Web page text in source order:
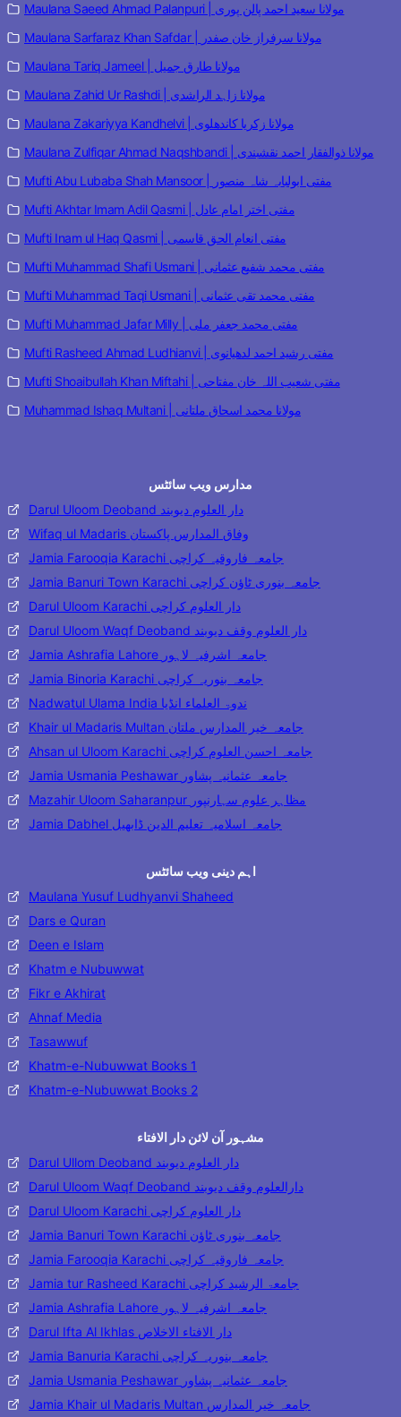
Maulana Saeed Ahmad Palanpuri | مولانا سعید احمد پالن پوری
Maulana Sarfaraz Khan Safdar | مولانا سرفراز خان صفدر
Maulana Tariq Jameel | مولانا طارق جمیل
Maulana Zahid Ur Rashdi | مولانا زاہد الراشدی
Maulana Zakariyya Kandhelvi | مولانا زکریا کاندھلوی
Maulana Zulfiqar Ahmad Naqshbandi | مولانا ذوالفقار احمد نقشبندی
Mufti Abu Lubaba Shah Mansoor | مفتی ابولبابہ شاہ منصور
Mufti Akhtar Imam Adil Qasmi | مفتی اختر امام عادل
Mufti Inam ul Haq Qasmi | مفتی انعام الحق قاسمی
Mufti Muhammad Shafi Usmani | مفتی محمد شفیع عثمانی
Mufti Muhammad Taqi Usmani | مفتی محمد تقی عثمانی
Mufti Muhammad Jafar Milly | مفتی محمد جعفر ملی
Mufti Rasheed Ahmad Ludhianvi | مفتی رشید احمد لدھیانوی
Mufti Shoaibullah Khan Miftahi | مفتی شعیب اللہ خان مفتاحی
Muhammad Ishaq Multani | مولانا محمد اسحاق ملتانی
مدارس ویب سائٹس
Darul Uloom Deoband دار العلوم دیوبند
Wifaq ul Madaris وفاق المدارس پاکستان
Jamia Farooqia Karachi جامعہ فاروقیہ کراچی
Jamia Banuri Town Karachi جامعہ بنوری ٹاؤن کراچی
Darul Uloom Karachi دار العلوم کراچی
Darul Uloom Waqf Deoband دار العلوم وقف دیوبند
Jamia Ashrafia Lahore جامعہ اشرفیہ لاہور
Jamia Binoria Karachi جامعہ بنوریہ کراچی
Nadwatul Ulama India ندوۃ العلماء انڈیا
Khair ul Madaris Multan جامعہ خیر المدارس ملتان
Ahsan ul Uloom Karachi جامعہ احسن العلوم کراچی
Jamia Usmania Peshawar جامعہ عثمانیہ پشاور
Mazahir Uloom Saharanpur مظاہر علوم سہارنپور
Jamia Dabhel جامعہ اسلامیہ تعلیم الدین ڈابھیل
اہم دینی ویب سائٹس
Maulana Yusuf Ludhyanvi Shaheed
Dars e Quran
Deen e Islam
Khatm e Nubuwwat
Fikr e Akhirat
Ahnaf Media
Tasawwuf
Khatm-e-Nubuwwat Books 1
Khatm-e-Nubuwwat Books 2
مشہور آن لائن دار الافتاء
Darul Ullom Deoband دار العلوم دیوبند
Darul Uloom Waqf Deoband دارالعلوم وقف دیوبند
Darul Uloom Karachi دار العلوم کراچی
Jamia Banuri Town Karachi جامعہ بنوری ٹاؤن
Jamia Farooqia Karachi جامعہ فاروقیہ کراچی
Jamia tur Rasheed Karachi جامعۃ الرشید کراچی
Jamia Ashrafia Lahore جامعہ اشرفیہ لاہور
Darul Ifta Al Ikhlas دار الافتاء الاخلاص
Jamia Banuria Karachi جامعہ بنوریہ کراچی
Jamia Usmania Peshawar جامعہ عثمانیہ پشاور
Jamia Khair ul Madaris Multan جامعہ خیر المدارس